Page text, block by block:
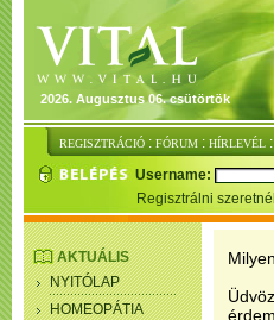
2026. Augusztus 06. csütörtök
REGISZTRÁCIÓ : FÓRUM : HÍRLEVÉL :
Username:
Regisztrálni
AKTUÁLIS
NYITÓLAP
HOMEOPÁTIA